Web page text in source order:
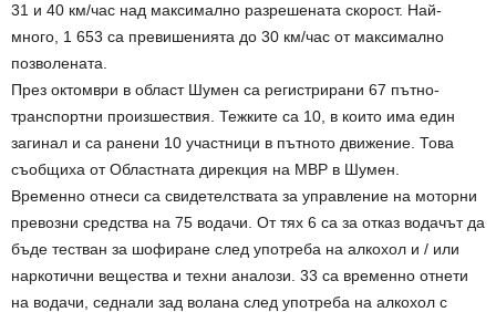
31 и 40 км/час над максимално разрешената скорост. Най-
много, 1 653 са превишенията до 30 км/час от максимално
позволената.
През октомври в област Шумен са регистрирани 67 пътно-
транспортни произшествия. Тежките са 10, в които има един
загинал и са ранени 10 участници в пътното движение. Това
съобщиха от Областната дирекция на МВР в Шумен.
Временно отнеси са свидетелствата за управление на моторни
превозни средства на 75 водачи. От тях 6 са за отказ водачът да
бъде тестван за шофиране след употреба на алкохол и / или
наркотични вещества и техни аналози. 33 са временно отнети
на водачи, седнали зад волана след употреба на алкохол с